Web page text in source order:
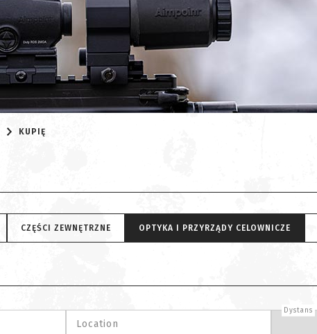
KUPIĘ
CZĘŚCI ZEWNĘTRZNE OPTYKA I PRZYRZĄDY CELOWNICZE
Location
Dystans